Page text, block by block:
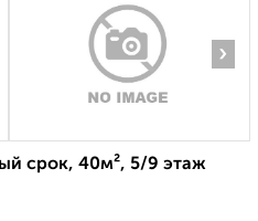
›
срок, 40м², 5/9 этаж